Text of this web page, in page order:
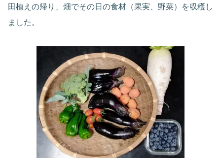
田植えの帰り、畑でその日の食材（果実、野菜）を収穫し
ました。